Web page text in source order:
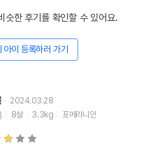
슷한 후기를 확인할 수 있어요.
아이 등록하러 가기
2024.03.28
8살 3.3kg 포메라니안